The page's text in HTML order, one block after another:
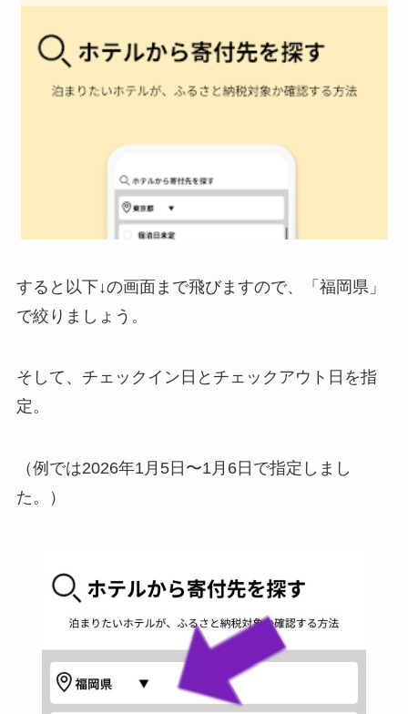
すると以下↓の画面まで飛びますので、「福岡県」
で絞りましょう。
そして、チェックイン日とチェックアウト日を指
定。
（例では2026年1月5日〜1月6日で指定しまし
た。）